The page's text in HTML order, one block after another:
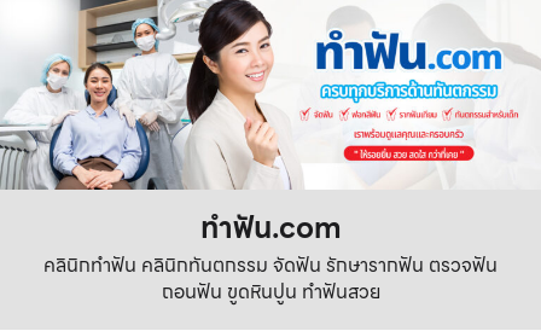
ทําฟัน.com
คลินิกทำฟัน คลินิกทันตกรรม จัดฟัน รักษารากฟัน ตรวจฟัน
ถอนฟัน ขูดหินปูน ทำฟันสวย